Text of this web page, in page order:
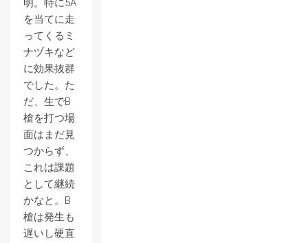
明。特に5A
を当てに走
ってくるミ
ナヅキなど
に効果抜群
でした。た
だ、生でB
槍を打つ場
面はまだ見
つからず、
これは課題
として継続
かなと。B
槍は発生も
遅いし硬直